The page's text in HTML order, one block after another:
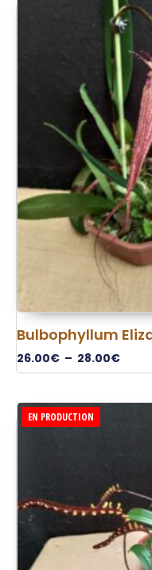
Bulbophyllum
26.00€ – 28.00€
EN PRODUCTION